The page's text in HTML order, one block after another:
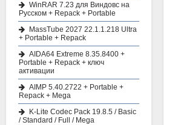
WinRAR 7.23 для Виндовс на
Русском + Repack + Portable
MassTube 2027 22.1.1.218 Ultra
+ Portable + Repack
AIDA64 Extreme 8.35.8400 +
Portable + Repack + ключ
активации
AIMP 5.40.2722 + Portable +
Repack + Mega
K-Lite Codec Pack 19.8.5 / Basic
/ Standard / Full / Mega